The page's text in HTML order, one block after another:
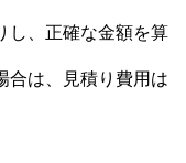
し、正確な金額を算
合は、見積り費用は